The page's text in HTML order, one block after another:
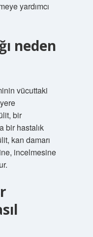
yardımcı
neden
vücuttaki
bir
bir hastalık
kan damarı
incelmesine